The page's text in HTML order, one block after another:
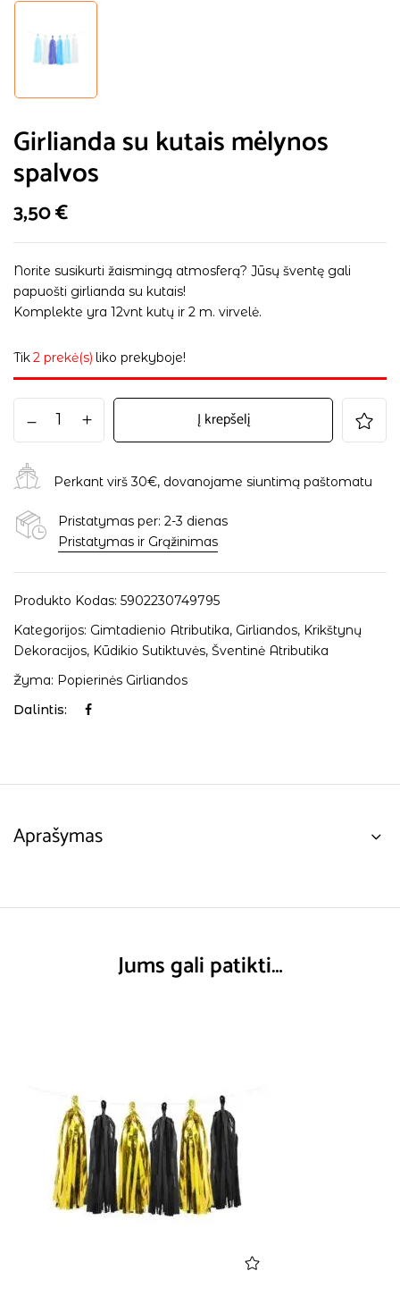
Girlianda su kutais mėlynos
spalvos
3,50€
Norite susikurti žaismingą atmosferą? Jūsų šventę gali
papuošti girlianda su kutais!
Komplekte yra 12vnt kutų ir 2 m. virvelė.
Tik2 prekė(s) liko prekyboje!
Į krepšelį
Perkant virš 30€, dovanojame siuntimą paštomatu
Pristatymas per: 2-3 dienas
Pristatymas ir Grąžinimas
Produkto Kodas: 5902230749795
Kategorijos: Gimtadienio Atributika, Girliandos, Krikštynų
Dekoracijos, Kūdikio Sutiktuvės, Šventinė Atributika
Žyma: Popierinės Girliandos
Dalintis:
Aprašymas
Jums gali patikti…